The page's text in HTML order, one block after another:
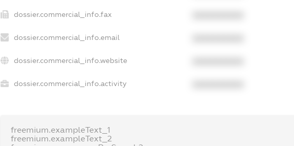
dossier.commercial_info.fax
dossier.commercial_info.email
dossier.commercial_info.website
dossier.commercial_info.activity
freemium.exampleText_1
freemium.exampleText_2